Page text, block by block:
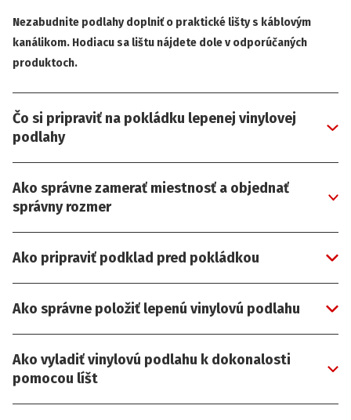
Nezabudnite podlahy doplniť o praktické lišty s káblovým
kanálikom. Hodiacu sa lištu nájdete dole v odporúčaných
produktoch.
Čo si pripraviť na pokládku lepenej vinylovej
podlahy
Ako správne zamerať miestnosť a objednať
správny rozmer
Ako pripraviť podklad pred pokládkou
Ako správne položiť lepenú vinylovú podlahu
Ako vyladiť vinylovú podlahu k dokonalosti
pomocou líšt